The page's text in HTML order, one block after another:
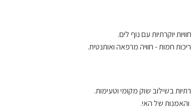
יוקרתיות עם נוף לים.
חמות - חוויה מרפאה ואותנטית.
בשילוב שוק מקומי וטעימות.
של האי.